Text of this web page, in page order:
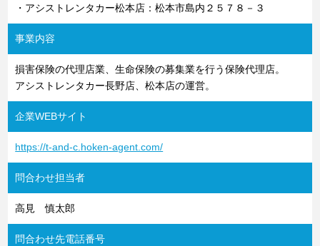
・アシストレンタカー松本店：松本市島内２５７８－３
事業内容
損害保険の代理店業、生命保険の募集業を行う保険代理店。
アシストレンタカー長野店、松本店の運営。
企業WEBサイト
https://t-and-c.hoken-agent.com/
問合わせ担当者
高見 慎太郎
問合わせ先電話番号